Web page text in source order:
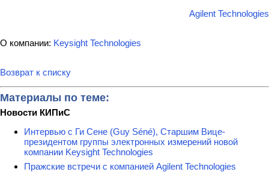
Agilent Technologies
О компании: Keysight Technologies
Возврат к списку
Материалы по теме:
Новости КИПиС
Интервью с Ги Сене (Guy Séné), Старшим Вице-
президентом группы электронных измерений новой
компании Keysight Technologies
Пражские встречи с компанией Agilent Technologies